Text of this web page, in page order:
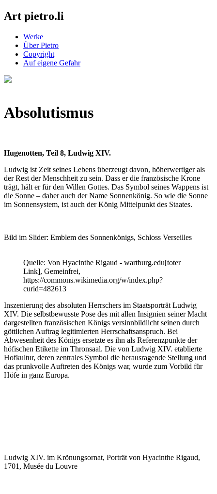
Art pietro.li
Werke
Über Pietro
Copyright
Auf eigene Gefahr
Absolutismus
Hugenotten, Teil 8, Ludwig XIV.
Ludwig ist Zeit seines Lebens überzeugt davon, höherwertiger als
der Rest der Menschheit zu sein. Dass er die französische Krone
trägt, hält er für den Willen Gottes. Das Symbol seines Wappens ist
die Sonne – daher auch der Name Sonnenkönig. So wie die Sonne
im Sonnensystem, ist auch der König Mittelpunkt des Staates.
Bild im Slider: Emblem des Sonnenkönigs, Schloss Verseilles
Quelle: Von Hyacinthe Rigaud - wartburg.edu[toter
Link], Gemeinfrei,
https://commons.wikimedia.org/w/index.php?
curid=482613
Inszenierung des absoluten Herrschers im Staatsporträt Ludwig
XIV. Die selbstbewusste Pose des mit allen Insignien seiner Macht
dargestellten französischen Königs versinnbildlicht seinen durch
göttlichen Auftrag legitimierten Herrschaftsanspruch. Bei
Abwesenheit des Königs ersetzte es ihn als Referenzpunkte der
höfischen Etikette im Thronsaal. Die von Ludwig XIV. etablierte
Hofkultur, deren zentrales Symbol die herausragende Stellung und
das prunkvolle Auftreten des Königs war, wurde zum Vorbild für
Höfe in ganz Europa.
Ludwig XIV. im Krönungsornat, Porträt von Hyacinthe Rigaud,
1701, Musée du Louvre